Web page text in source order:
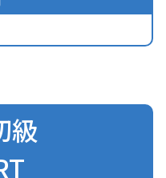
級